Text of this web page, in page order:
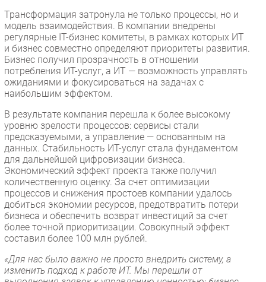
Трансформация затронула не только процессы, но и
модель взаимодействия. В компании внедрены
регулярные IT-бизнес комитеты, в рамках которых ИТ
и бизнес совместно определяют приоритеты развития.
Бизнес получил прозрачность в отношении
потребления ИТ-услуг, а ИТ — возможность управлять
ожиданиями и фокусироваться на задачах с
наибольшим эффектом.
В результате компания перешла к более высокому
уровню зрелости процессов: сервисы стали
предсказуемыми, а управление — основанным на
данных. Стабильность ИТ-услуг стала фундаментом
для дальнейшей цифровизации бизнеса.
Экономический эффект проекта также получил
количественную оценку. За счет оптимизации
процессов и снижения простоев компании удалось
добиться экономии ресурсов, предотвратить потери
бизнеса и обеспечить возврат инвестиций за счет
более точной приоритизации. Совокупный эффект
составил более 100 млн рублей.
«Для нас было важно не просто внедрить систему, а
изменить подход к работе ИТ. Мы перешли от